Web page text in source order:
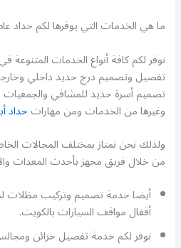
ما هي الخدمات التي يوفرها لكم حداد
نوفر لكم كافة أنواع الخدمات
تفصيل وتصميم درج حديد داخلي
تصميم أسرة حديد للمشافي
وغيرها من الخدمات ومن مهاراتحداد
ولذلك نحن نمتاز بمختلف المجالات
من خلال فريق مجهز بأحدث المعدات
أيضا خدمة تصميم وتركيب مظلات
أقفال مواقف السيارات بالكويت.
نوفر لكم خدمة تفصيل خزائن